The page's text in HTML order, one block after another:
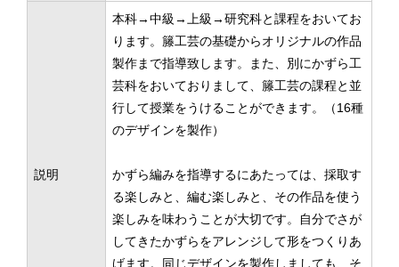
説明
本科→中級→上級→研究科と課程をおいてお
ります。籐工芸の基礎からオリジナルの作品
製作まで指導致します。また、別にかずら工
芸科をおいておりまして、籐工芸の課程と並
行して授業をうけることができます。（16種
のデザインを製作）
かずら編みを指導するにあたっては、採取す
る楽しみと、編む楽しみと、その作品を使う
楽しみを味わうことが大切です。自分でさが
してきたかずらをアレンジして形をつくりあ
げます。同じデザインを製作しましても、そ